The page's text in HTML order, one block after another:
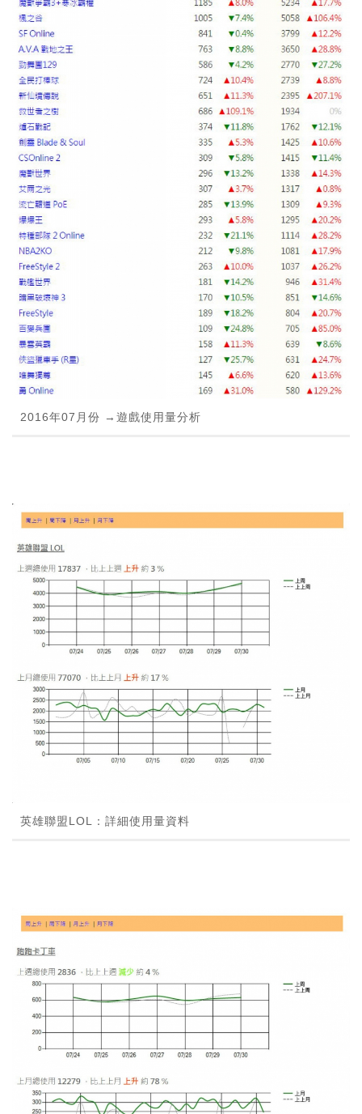
2016年07月份 →遊戲使用量分析
英雄聯盟LOL：詳細使用量資料